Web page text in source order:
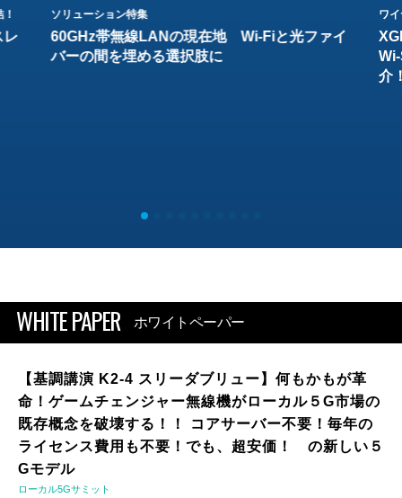
レ
ソリューション特集
60GHz帯無線LANの現在地 Wi-Fiと光ファイ
バーの間を埋める選択肢に
ワ
介
WHITE PAPER ホワイトペーパー
【基調講演 K2-4 スリーダブリュー】何もかもが革
命！ゲームチェンジャー無線機がローカル５G市場の
既存概念を破壊する！！ コアサーバー不要！毎年の
ライセンス費用も不要！でも、超安価！ の新しい５
Gモデル
ローカル5Gサミット